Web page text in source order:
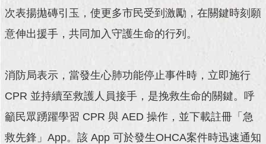
館
頁
網
站
導
覽
次表揚拋磚引玉，使更多市民受到激勵，在關鍵時刻願
意伸出援手，共同加入守護生命的行列。
消防局表示，當發生心肺功能停止事件時，立即施行
CPR 並持續至救護人員接手，是挽救生命的關鍵。呼
籲民眾踴躍學習 CPR 與 AED 操作，並下載註冊「急
救先鋒」App。該 App 可於發生OHCA案件時迅速通知